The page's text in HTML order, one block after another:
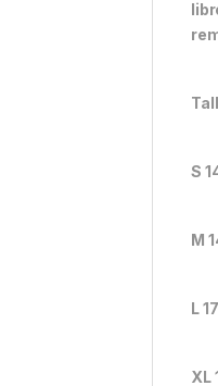
S
M
L
XL